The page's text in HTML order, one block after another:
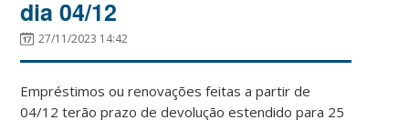
dia 04/12
27/11/2023 14:42
Empréstimos ou renovações feitas a partir de
04/12 terão prazo de devolução estendido para 25